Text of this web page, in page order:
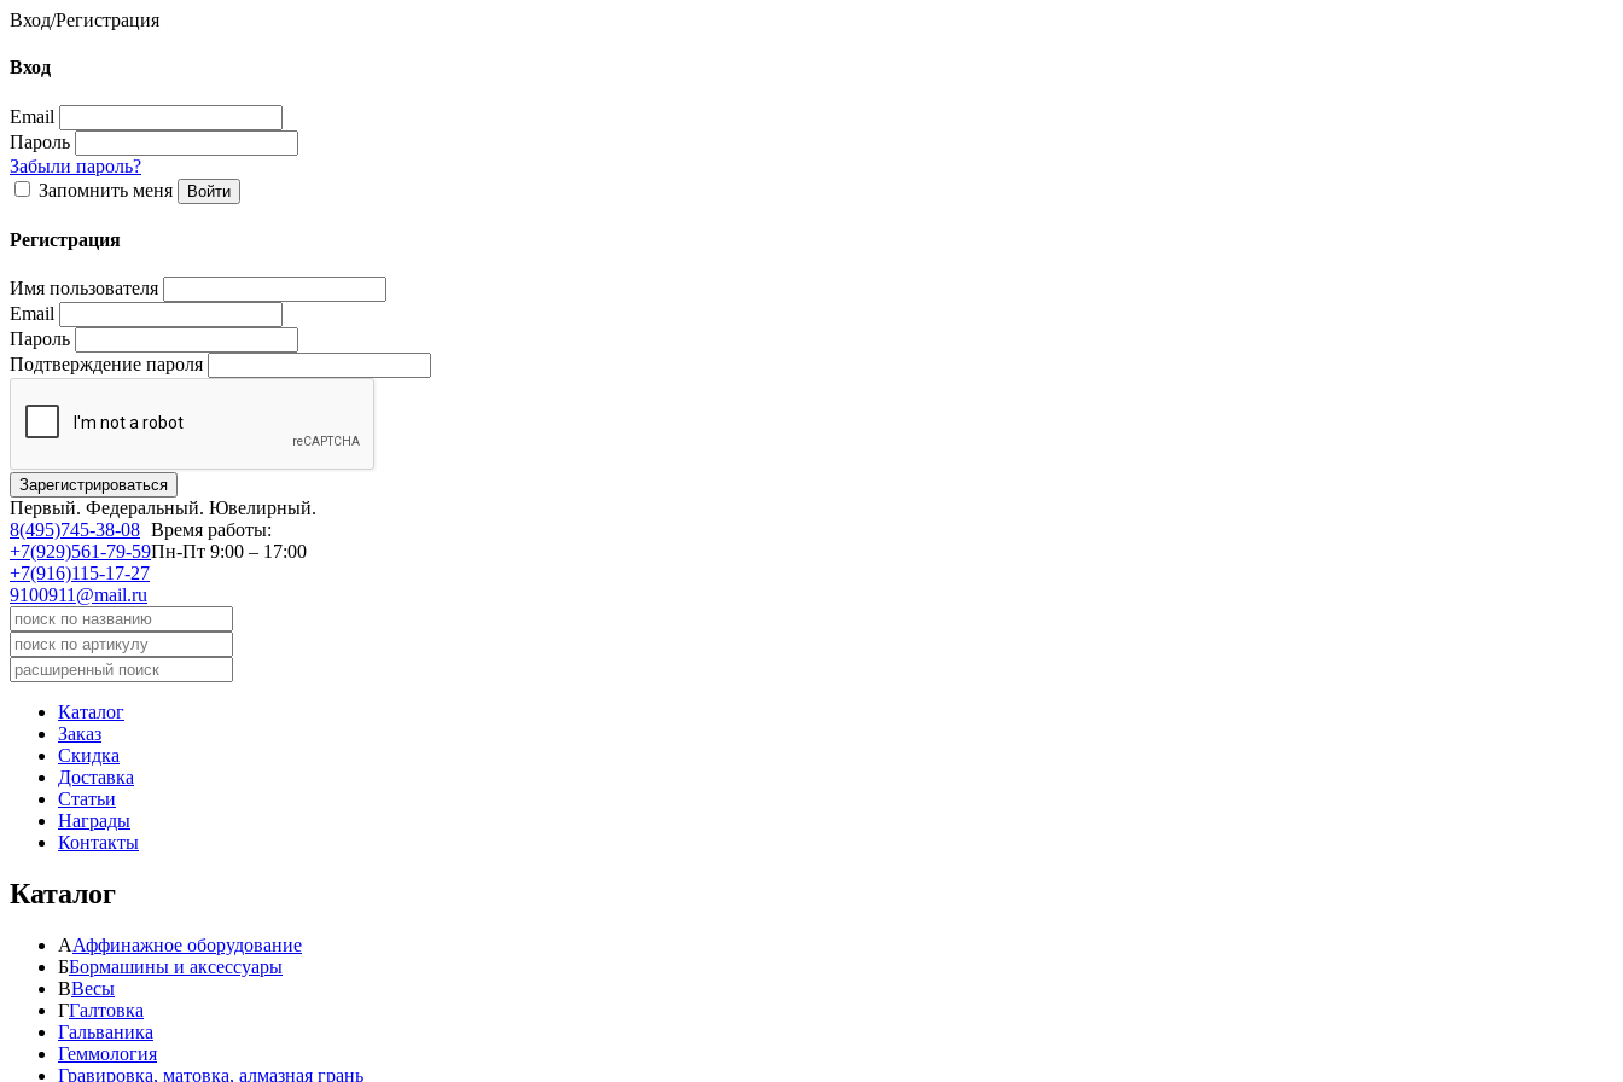
Вход/Регистрация
Вход
Email
Пароль
Забыли пароль?
Запомнить меня
Регистрация
Имя пользователя
Email
Пароль
Подтверждение пароля
Первый. Федеральный. Ювелирный.
8(495)745-38-08
+7(929)561-79-59
+7(916)115-17-27
9100911@mail.ru
Время работы:
Пн-Пт 9:00 – 17:00
Каталог
Заказ
Скидка
Доставка
Статьи
Награды
Контакты
Каталог
ААффинажное оборудование
ББормашины и аксессуары
ВВесы
ГГалтовка
Гальваника
Геммология
Гравировка, матовка, алмазная грань